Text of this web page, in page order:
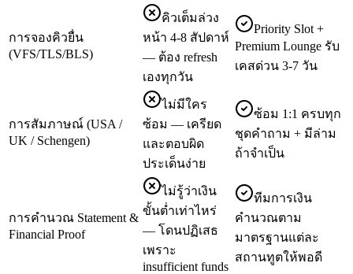
การจองคิวยื่น
(VFS/TLS/BLS)
คิวเต็มล่วง
หน้า 4-8 สัปดาห์
— ต้อง refresh
เองทุกวัน
Priority Slot +
Premium Lounge รับ
เคสด่วน 3-7 วัน
การสัมภาษณ์ (USA /
UK / Schengen)
ไม่มีใคร
ซ้อม — เครียด
และตอบผิด
ประเด็นง่าย
ซ้อม 1:1 ครบทุก
ชุดคำถาม + มีล่าม
ถ้าจำเป็น
การคำนวณ Statement &
Financial Proof
ไม่รู้ว่าเงิน
ขั้นต่ำเท่าไหร่
— โดนปฏิเสธ
เพราะ
insufficient funds
ทีมการเงิน
คำนวณตาม
มาตรฐานแต่ละ
สถานทูตให้พอดี